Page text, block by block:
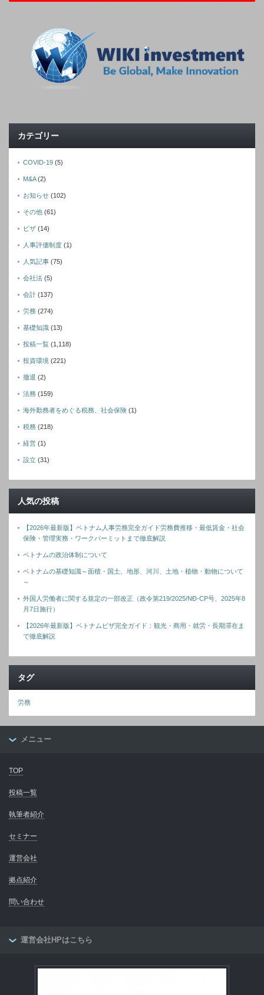
カテゴリー
COVID-19 (5)
M&A(2)
お知らせ (102)
その他 (61)
ビザ (14)
人事評価制度 (1)
人気記事 (75)
会社法 (5)
会計 (137)
労務 (274)
基礎知識 (13)
投稿一覧 (1,118)
投資環境 (221)
撤退 (2)
法務 (159)
海外勤務者をめぐる税務、社会保険 (1)
税務 (218)
経営 (1)
設立 (31)
人気の投稿
【2026年最新版】ベトナム人事労務完全ガイド労務費推移・最低賃金・社会
保険・管理実務・ワークパーミットまで徹底解説
ベトナムの政治体制について
ベトナムの基礎知識～面積・国土、地形、河川、土地・植物・動物について
～
外国人労働者に関する規定の一部改正（政令第219/2025/NĐ-CP号、2025年8
月7日施行）
【2026年最新版】ベトナムビザ完全ガイド：観光・商用・就労・長期滞在ま
で徹底解説
タグ
労務
メニュー
TOP
投稿一覧
執筆者紹介
セミナー
運営会社
拠点紹介
問い合わせ
運営会社HPはこちら